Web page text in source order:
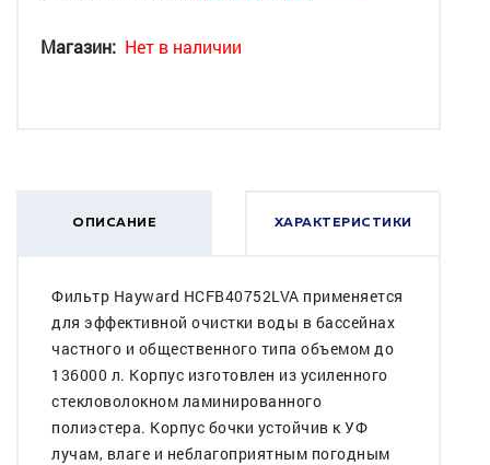
Магазин: Нет в наличии
ОПИСАНИЕ ХАРАКТЕРИСТИКИ
Фильтр Hayward HCFB40752LVA применяется
для эффективной очистки воды в бассейнах
частного и общественного типа объемом до
136000 л. Корпус изготовлен из усиленного
стекловолокном ламинированного
полиэстера. Корпус бочки устойчив к УФ
лучам, влаге и неблагоприятным погодным